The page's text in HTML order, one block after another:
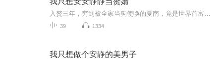
39 1334
我只想做个安静的美男子